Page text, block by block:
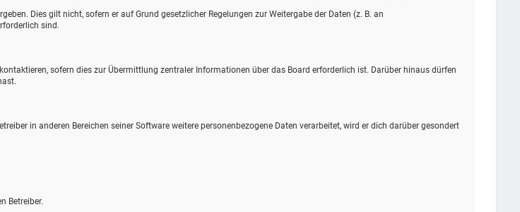
Dies gilt nicht, sofern er auf Grund gesetzlicher Regelungen zur Weitergabe der Daten (z. B. an
sind.
sofern dies zur Übermittlung zentraler Informationen über das Board erforderlich ist. Darüber hinaus dürfen
in anderen Bereichen seiner Software weitere personenbezogene Daten verarbeitet, wird er dich darüber gesondert
Betreiber.